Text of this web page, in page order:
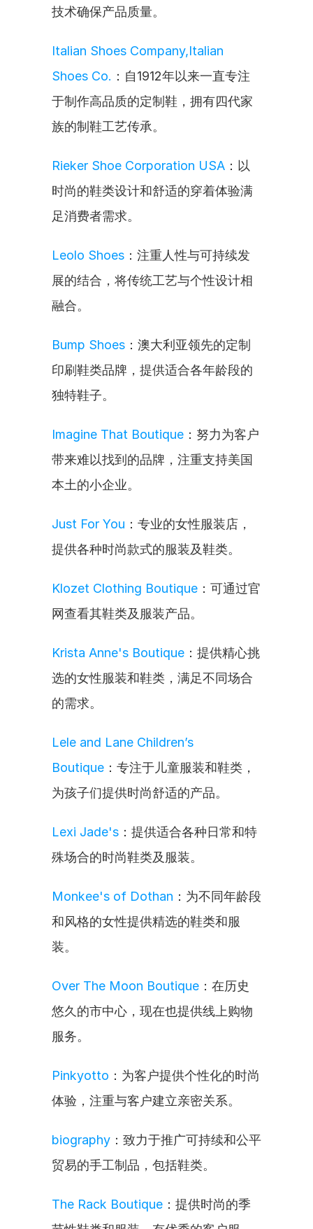
技术确保产品质量。
Italian Shoes Company,Italian
Shoes Co. ：自1912年以来一直专注
于制作高品质的定制鞋，拥有四代家
族的制鞋工艺传承。
Rieker Shoe Corporation USA ：以
时尚的鞋类设计和舒适的穿着体验满
足消费者需求。
Leolo Shoes ：注重人性与可持续发
展的结合，将传统工艺与个性设计相
融合。
Bump Shoes ：澳大利亚领先的定制
印刷鞋类品牌，提供适合各年龄段的
独特鞋子。
Imagine That Boutique ：努力为客户
带来难以找到的品牌，注重支持美国
本土的小企业。
Just For You ：专业的女性服装店，
提供各种时尚款式的服装及鞋类。
Klozet Clothing Boutique ：可通过官
网查看其鞋类及服装产品。
Krista Anne's Boutique ：提供精心挑
选的女性服装和鞋类，满足不同场合
的需求。
Lele and Lane Children’s
Boutique ：专注于儿童服装和鞋类，
为孩子们提供时尚舒适的产品。
Lexi Jade's ：提供适合各种日常和特
殊场合的时尚鞋类及服装。
Monkee's of Dothan ：为不同年龄段
和风格的女性提供精选的鞋类和服
装。
Over The Moon Boutique ：在历史
悠久的市中心，现在也提供线上购物
服务。
Pinkyotto ：为客户提供个性化的时尚
体验，注重与客户建立亲密关系。
biography ：致力于推广可持续和公平
贸易的手工制品，包括鞋类。
The Rack Boutique ：提供时尚的季